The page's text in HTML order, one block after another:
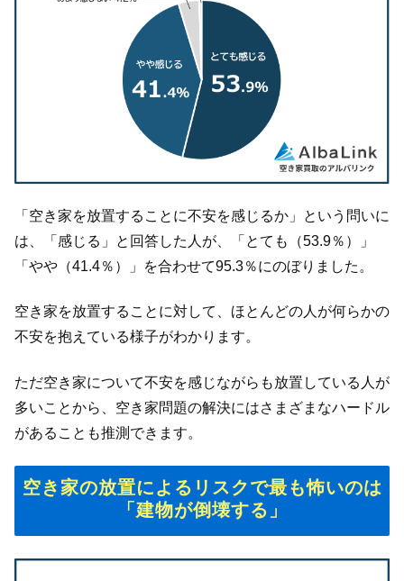
「空き家を放置することに不安を感じるか」という問いに
は、「感じる」と回答した人が、「とても（53.9％）」
「やや（41.4％）」を合わせて95.3％にのぼりました。
空き家を放置することに対して、ほとんどの人が何らかの
不安を抱えている様子がわかります。
ただ空き家について不安を感じながらも放置している人が
多いことから、空き家問題の解決にはさまざまなハードル
があることも推測できます。
空き家の放置によるリスクで最も怖いのは
「建物が倒壊する」